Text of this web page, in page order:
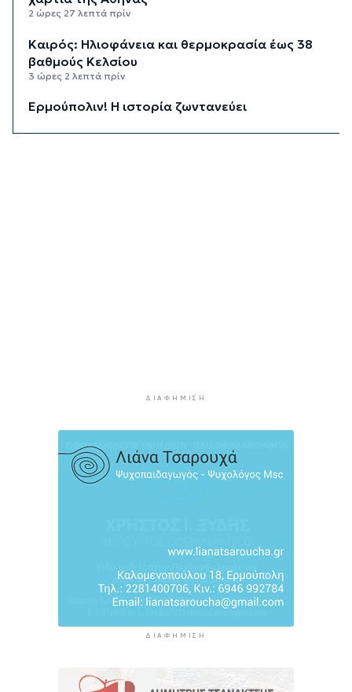
2 ώρες 27 λεπτά πρίν
Καιρός: Ηλιοφάνεια και θερμοκρασία έως 38
βαθμούς Κελσίου
3 ώρες 2 λεπτά πρίν
Ερμούπολιν! Η ιστορία ζωντανεύει
ΔΙΑΦΉΜΙΣΗ
ΔΙΑΦΉΜΙΣΗ